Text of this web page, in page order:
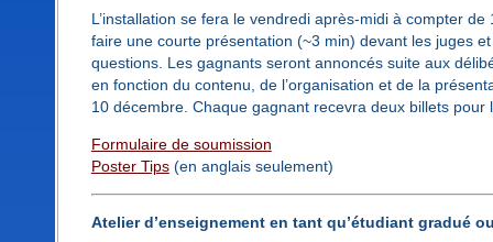
L’installation se fera le vendredi après-midi à compter
faire une courte présentation (~3 min) devant les juges
questions. Les gagnants seront annoncés suite aux
en fonction du contenu, de l’organisation et de la
10 décembre. Chaque gagnant recevra deux billets
Formulaire de soumission
Poster Tips(en anglais seulement)
Atelier d’enseignement en tant qu’étudiant gradué